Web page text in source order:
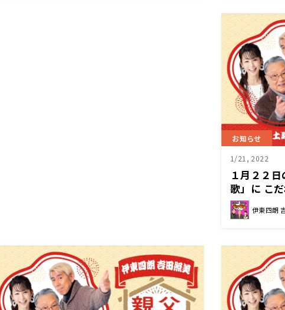
お知らせ
1/21, 2022
１月２２
歌」に こ
伊東四朗